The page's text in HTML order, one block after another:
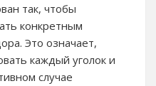
так, чтобы
конкретным
Это означает,
каждый уголок и
случае